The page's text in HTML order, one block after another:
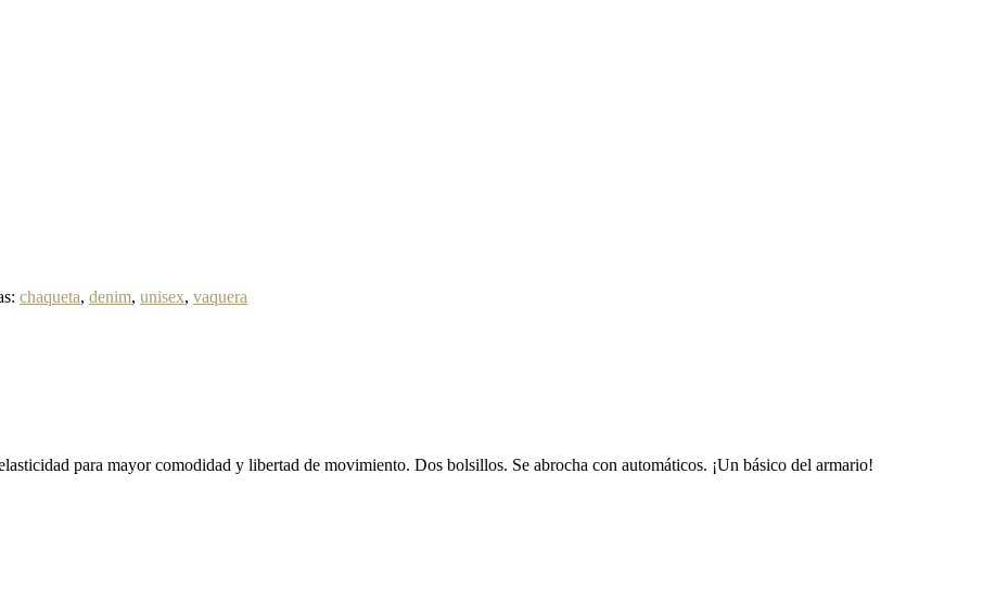
chaqueta, denim, unisex, vaquera
para mayor comodidad y libertad de movimiento. Dos bolsillos. Se abrocha con automáticos. ¡Un básico del armario!